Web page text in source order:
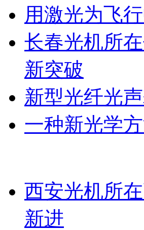
用激光为飞
长春光机所
新突破
新型光纤光
一种新光学
西安光机所
新进